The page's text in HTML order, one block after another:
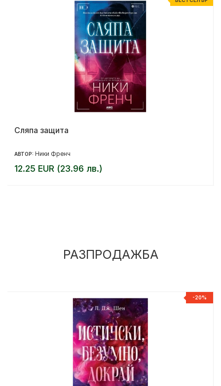
Сляпа защита
АВТОР: Ники Френч
12.25 EUR (23.96 лв.)
РАЗПРОДАЖБА
-20%